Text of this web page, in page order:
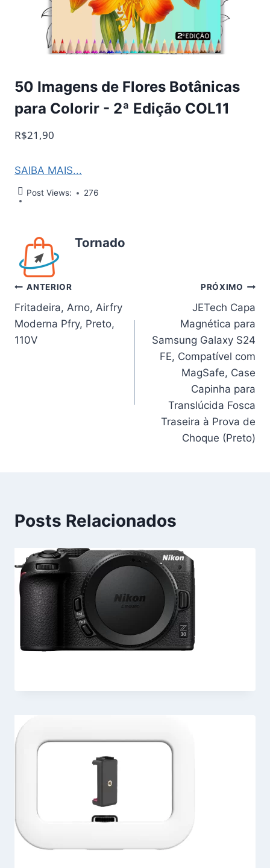
50 Imagens de Flores Botânicas
para Colorir - 2ª Edição COL11
R$21,90
SAIBA MAIS...
Post Views: 276
Tornado
Navegação
de
Post
ANTERIOR
Fritadeira, Arno, Airfry
Moderna Pfry, Preto,
110V
PRÓXIMO
JETech Capa
Magnética para
Samsung Galaxy S24
FE, Compatível com
MagSafe, Case
Capinha para
Translúcida Fosca
Traseira à Prova de
Choque (Preto)
Posts Relacionados